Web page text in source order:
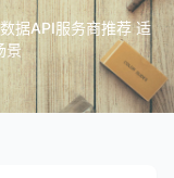
据API服务商推荐 适
景